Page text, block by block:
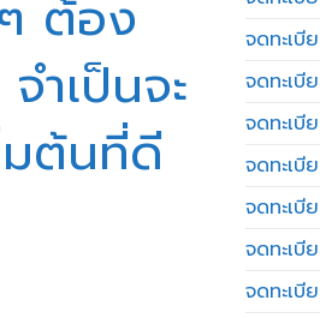
ต้อง
ำเป็นจะ
มต้นที่ดี
จดทะเบี
จดทะเบี
จดทะเบี
จดทะเบี
จดทะเบี
จดทะเบี
จดทะเ